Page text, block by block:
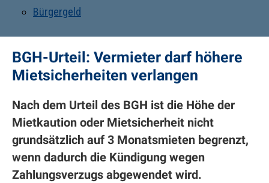
Bürgergeld
BGH-Urteil: Vermieter darf höhere
Mietsicherheiten verlangen
Nach dem Urteil des BGH ist die Höhe der
Mietkaution oder Mietsicherheit nicht
grundsätzlich auf 3 Monatsmieten begrenzt,
wenn dadurch die Kündigung wegen
Zahlungsverzugs abgewendet wird.